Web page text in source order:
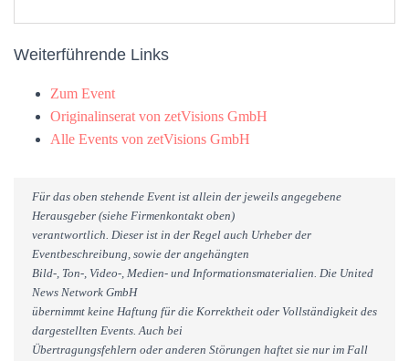
Weiterführende Links
Zum Event
Originalinserat von zetVisions GmbH
Alle Events von zetVisions GmbH
Für das oben stehende Event ist allein der jeweils angegebene
Herausgeber (siehe Firmenkontakt oben)
verantwortlich. Dieser ist in der Regel auch Urheber der
Eventbeschreibung, sowie der angehängten
Bild-, Ton-, Video-, Medien- und Informationsmaterialien. Die United
News Network GmbH
übernimmt keine Haftung für die Korrektheit oder Vollständigkeit des
dargestellten Events. Auch bei
Übertragungsfehlern oder anderen Störungen haftet sie nur im Fall